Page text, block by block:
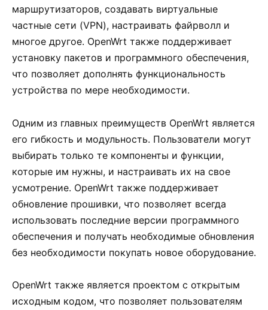
маршрутизаторов, создавать виртуальные
частные сети (VPN), настраивать файрволл и
многое другое. OpenWrt также поддерживает
установку пакетов и программного обеспечения,
что позволяет дополнять функциональность
устройства по мере необходимости.
Одним из главных преимуществ OpenWrt является
его гибкость и модульность. Пользователи могут
выбирать только те компоненты и функции,
которые им нужны, и настраивать их на свое
усмотрение. OpenWrt также поддерживает
обновление прошивки, что позволяет всегда
использовать последние версии программного
обеспечения и получать необходимые обновления
без необходимости покупать новое оборудование.
OpenWrt также является проектом с открытым
исходным кодом, что позволяет пользователям